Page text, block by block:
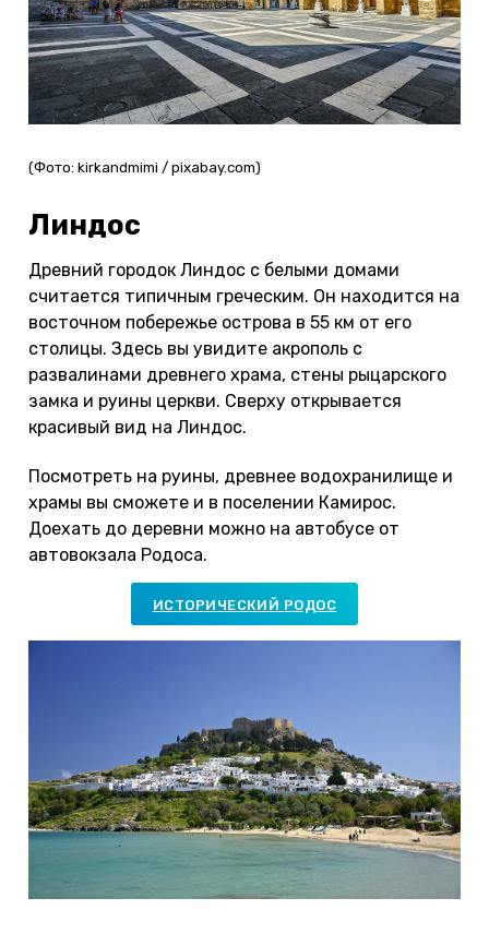
(Фото: kirkandmimi / pixabay.com)
Линдос
Древний городок Линдос с белыми домами
считается типичным греческим. Он находится на
восточном побережье острова в 55 км от его
столицы. Здесь вы увидите акрополь с
развалинами древнего храма, стены рыцарского
замка и руины церкви. Сверху открывается
красивый вид на Линдос.
Посмотреть на руины, древнее водохранилище и
храмы вы сможете и в поселении Камирос.
Доехать до деревни можно на автобусе от
автовокзала Родоса.
ИСТОРИЧЕСКИЙ РОДОС